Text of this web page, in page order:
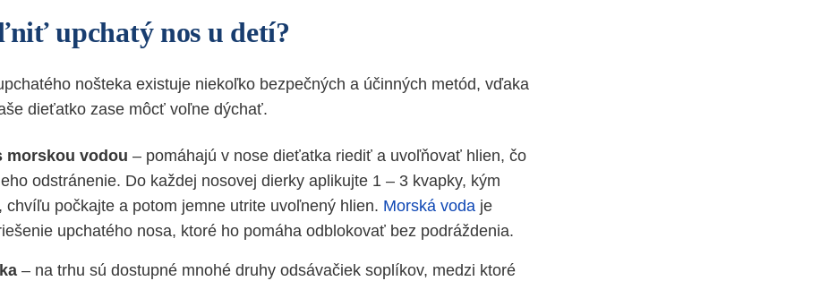
upchatý nos u detí?
nošteka existuje niekoľko bezpečných a účinných metód, vďaka
dieťatko zase môcť voľne dýchať.
morskou vodou – pomáhajú v nose dieťatka riediť a uvoľňovať hlien, čo
odstránenie. Do každej nosovej dierky aplikujte 1 – 3 kvapky, kým
chvíľu počkajte a potom jemne utrite uvoľnený hlien. Morská voda je
upchatého nosa, ktoré ho pomáha odblokovať bez podráždenia.
– na trhu sú dostupné mnohé druhy odsávačiek soplíkov, medzi ktoré